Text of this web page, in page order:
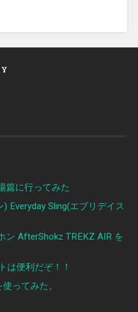
篇に行ってみた
Everyday Sling(エブリデイス
ン AfterShokz TREKZ AIR を
は便利だぞ！！
ってみた。